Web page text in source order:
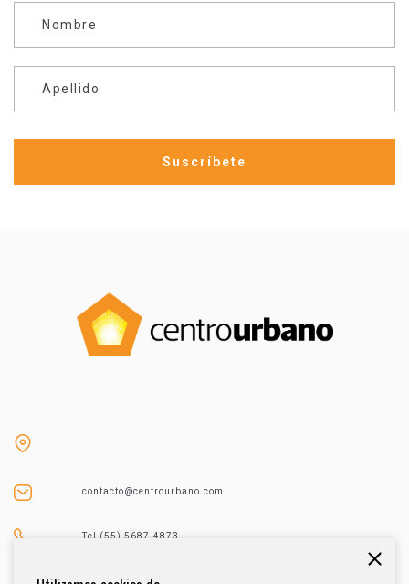
Nombre
Apellido
contacto@centrourbano.com
Tel (55) 5687-4873